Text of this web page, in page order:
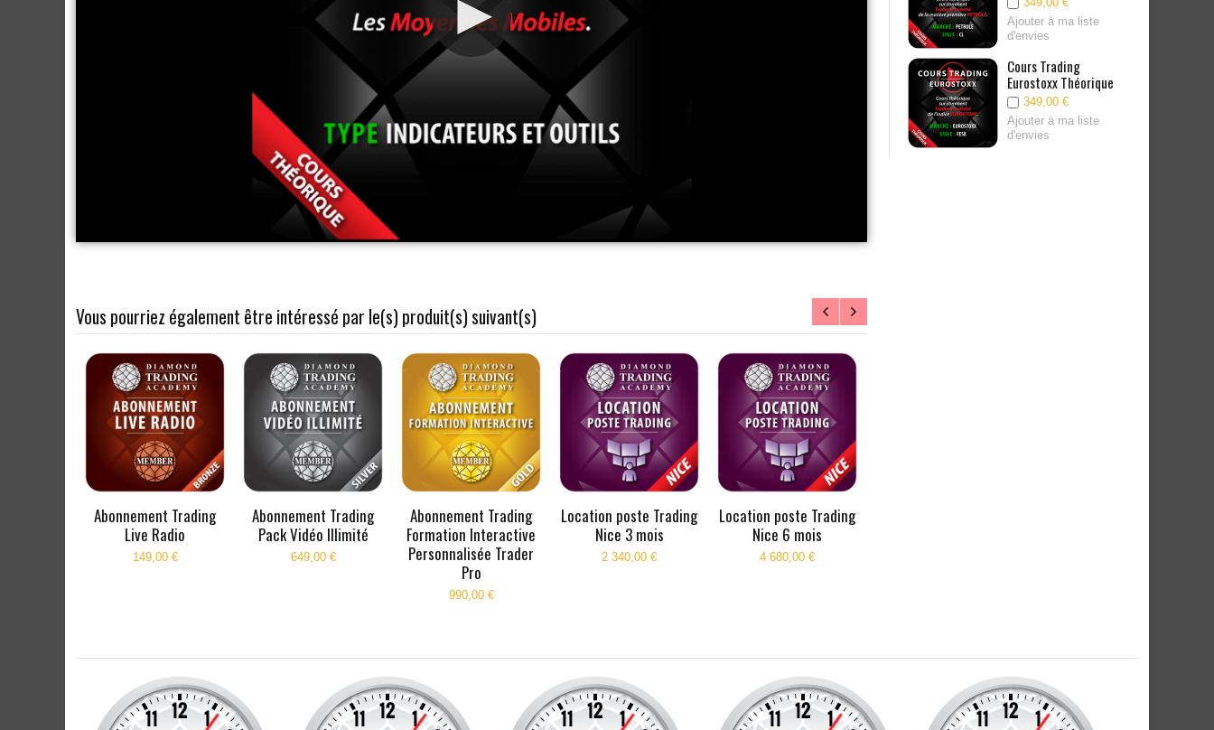
Ajouter à ma liste
d'envies
Cours Trading
Eurostoxx Théorique
349,00 €
Ajouter à ma liste
d'envies
Vous pourriez également être intéressé par le(s) produit(s) suivant(s)
Abonnement Trading
Live Radio
149,00 €
Abonnement Trading
Pack Vidéo Illimité
649,00 €
Abonnement Trading
Formation Interactive
Personnalisée Trader
Pro
990,00 €
Location poste Trading
Nice 3 mois
2 340,00 €
Location poste Trading
Nice 6 mois
4 680,00 €